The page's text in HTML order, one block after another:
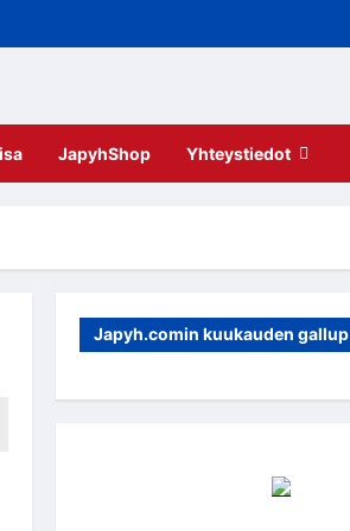
JapyhShop Yhteystiedot
Japyh.comin kuukauden gallup